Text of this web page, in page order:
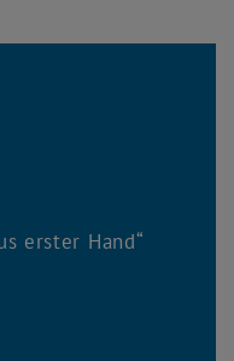
erster Hand